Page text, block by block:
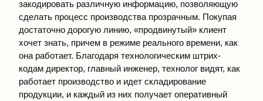
закодировать различную информацию, позволяющую
сделать процесс производства прозрачным. Покупая
достаточно дорогую линию, «продвинутый» клиент
хочет знать, причем в режиме реального времени, как
она работает. Благодаря технологическим штрих-
кодам директор, главный инженер, технолог видят, как
работает производство и идет складирование
продукции, и каждый из них получает оперативный